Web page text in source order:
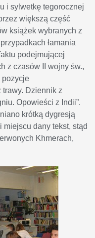
i sylwetkę tegorocznej
większą część
książek wybranych z
łamania
podejmującej
z czasów II wojny św.,
pozycje
trawy. Dziennik z
Opowieści z Indii”.
krótką dygresją
dany tekst, stąd
Khmerach,